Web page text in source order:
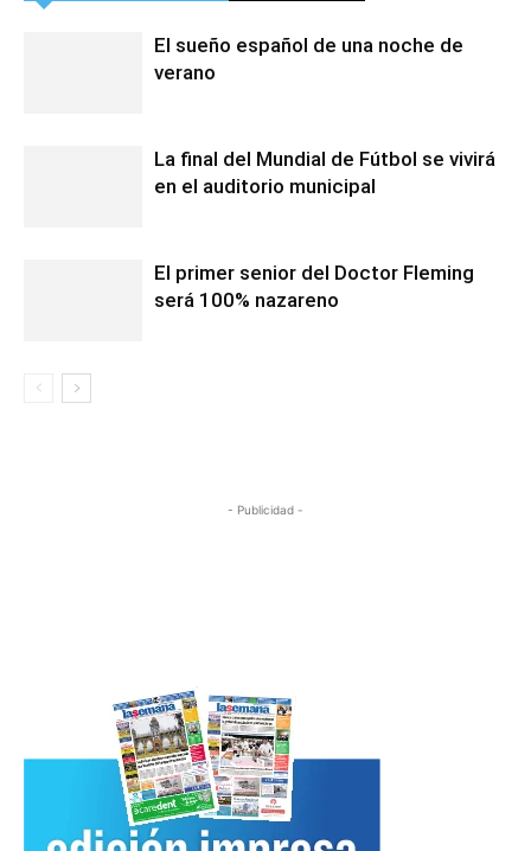
El sueño español de una noche de
verano
La final del Mundial de Fútbol se vivirá
en el auditorio municipal
El primer senior del Doctor Fleming
será 100% nazareno
- Publicidad -